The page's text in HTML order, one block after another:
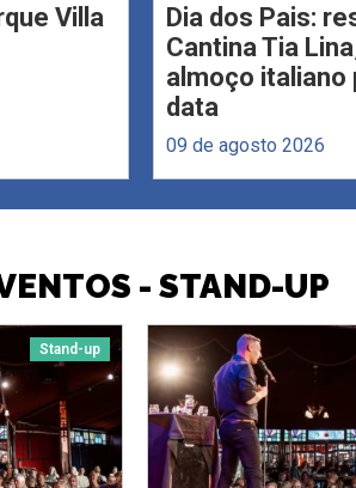
Villa
Dia dos Pais:
Cantina Tia
almoço italiano
data
09 de agosto 2026
- STAND-UP
Stand-up